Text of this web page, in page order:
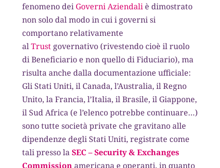
fenomeno dei Governi Aziendaliè dimostrato
non solo dal modo in cui i governi si
comportano relativamente
alTrustgovernativo (rivestendo cioè il ruolo
di Beneficiario e non quello di Fiduciario), ma
risulta anche dalla documentazione ufficiale:
Gli Stati Uniti, il Canada, l’Australia, il Regno
Unito, la Francia, l’Italia, il Brasile, il Giappone,
il Sud Africa (e l’elenco potrebbe continuare…)
sono tutte società private che gravitano alle
dipendenze degli Stati Uniti, registrate come
tali presso laSEC – Security & Exchanges
Commissionamericana e operanti, in quanto